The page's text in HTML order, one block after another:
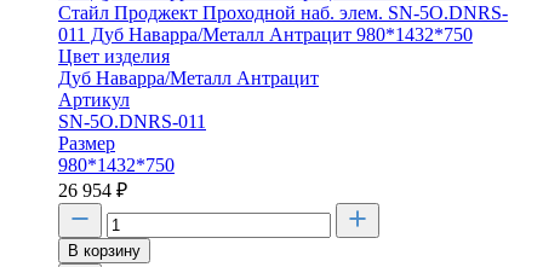
Стайл Проджект Проходной наб. элем. SN-5O.DNRS-
011 Дуб Наварра/Металл Антрацит 980*1432*750
Цвет изделия
Дуб Наварра/Металл Антрацит
Артикул
SN-5O.DNRS-011
Размер
980*1432*750
26 954 ₽
В корзину